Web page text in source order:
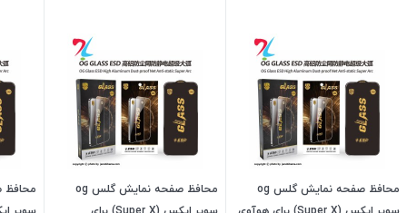
محافظ صفحه نمایش گلس og
محافظ صفحه نمایش گلس og